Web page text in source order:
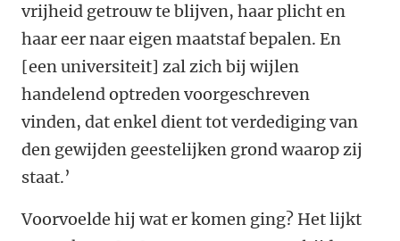
vrijheid getrouw te blijven, haar plicht en
haar eer naar eigen maatstaf bepalen. En
[een universiteit] zal zich bij wijlen
handelend optreden voorgeschreven
vinden, dat enkel dient tot verdediging van
den gewijden geestelijken grond waarop zij
staat.’
Voorvoelde hij wat er komen ging? Het lijkt